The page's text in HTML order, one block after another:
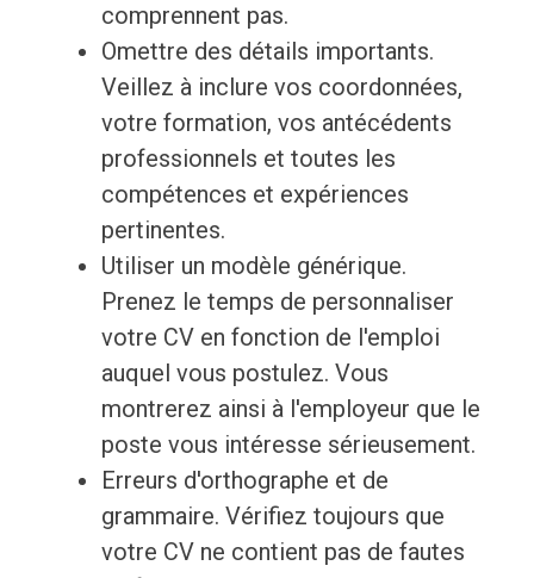
comprennent pas.
Omettre des détails importants.
Veillez à inclure vos coordonnées,
votre formation, vos antécédents
professionnels et toutes les
compétences et expériences
pertinentes.
Utiliser un modèle générique.
Prenez le temps de personnaliser
votre CV en fonction de l'emploi
auquel vous postulez. Vous
montrerez ainsi à l'employeur que le
poste vous intéresse sérieusement.
Erreurs d'orthographe et de
grammaire. Vérifiez toujours que
votre CV ne contient pas de fautes